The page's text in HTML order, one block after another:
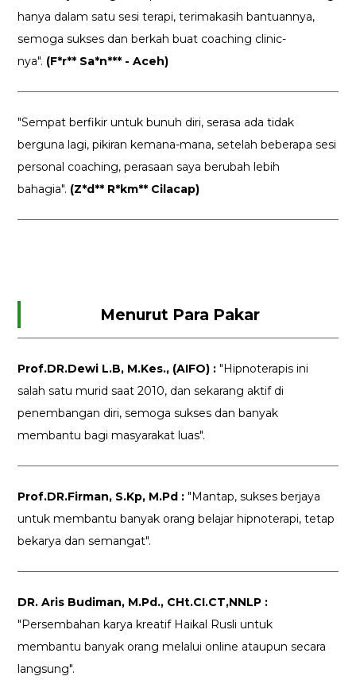
hanya dalam satu sesi terapi, terimakasih bantuannya,
semoga sukses dan berkah buat coaching clinic-
nya". (F*r** Sa*n*** - Aceh)
"Sempat berfikir untuk bunuh diri, serasa ada tidak
berguna lagi, pikiran kemana-mana, setelah beberapa sesi
personal coaching, perasaan saya berubah lebih
bahagia". (Z*d** R*km** Cilacap)
Menurut Para Pakar
Prof.DR.Dewi L.B, M.Kes., (AIFO) :"Hipnoterapis ini
salah satu murid saat 2010, dan sekarang aktif di
penembangan diri, semoga sukses dan banyak
membantu bagi masyarakat luas".
Prof.DR.Firman, S.Kp, M.Pd : "Mantap, sukses berjaya
untuk membantu banyak orang belajar hipnoterapi, tetap
bekarya dan semangat".
DR. Aris Budiman, M.Pd., CHt.CI.CT,NNLP :
"Persembahan karya kreatif Haikal Rusli untuk
membantu banyak orang melalui online ataupun secara
langsung".